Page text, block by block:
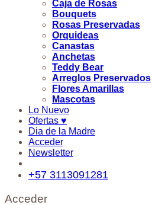
Caja de Rosas
Bouquets
Rosas Preservadas
Orquideas
Canastas
Anchetas
Teddy Bear
Arreglos Preservados
Flores Amarillas
Mascotas
Lo Nuevo
Ofertas ♥
Dia de la Madre
Acceder
Newsletter
+57 3113091281
Acceder